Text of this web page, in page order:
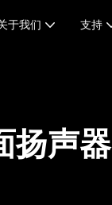
于我们 支持
扬声器